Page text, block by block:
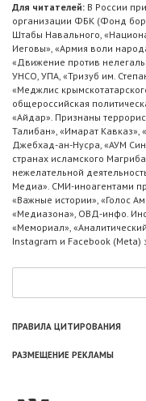
Для читателей: В России
организации ФБК (Фонд
Штабы Навального,
Иеговы», «Армия воли
«Движение против
УНСО, УПА, «Тризуб им.
«Меджлис
общероссийская
«Айдар». Признаны
Талибан», «Имарат Кавказ»,
Джебхад-ан-Нусра, «АУМ
странах исламского
нежелательной
Медиа». СМИ-иноагентами
«Важные истории», «Голос
«Медиазона», ОВД-инфо.
«Мемориал»,
Instagram и Facebook
ПРАВИЛА ЦИТИРОВАНИЯ
РАЗМЕЩЕНИЕ РЕКЛАМЫ